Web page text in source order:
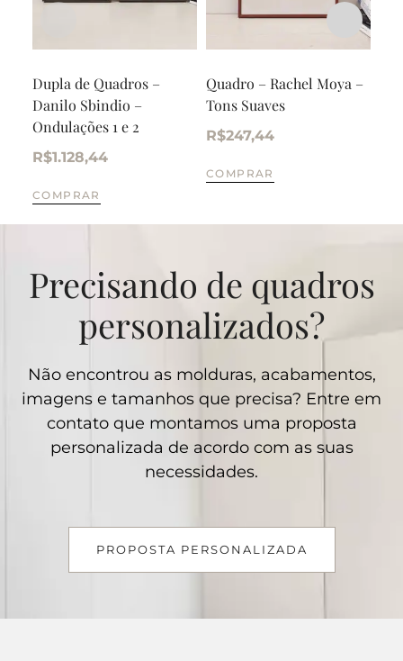
Dupla de Quadros –
Danilo Sbindio –
Ondulações 1 e 2
R$1.128,44
COMPRAR
Quadro – Rachel Moya –
Tons Suaves
R$247,44
COMPRAR
Precisando de quadros
personalizados?
Não encontrou as molduras, acabamentos,
imagens e tamanhos que precisa? Entre em
contato que montamos uma proposta
personalizada de acordo com as suas
necessidades.
PROPOSTA PERSONALIZADA